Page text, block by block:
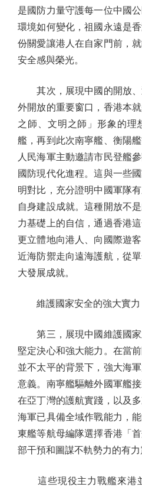
是國防力量守護每一位中國
環境如何變化，祖國永遠是
份關愛讓港人在自家門前，
安全感與榮光。
其次，展現中國的開放、
外開放的重要窗口，香港本
之師、文明之師」形象的理
艦，再到此次南寧艦、衡陽
人民海軍主動邀請市民登艦
國防現代化進程。這與一些
明對比，充分證明中國軍隊
自身建設成就。這種開放不
力基礎上的自信，通過香港
更立體地向港人、向國際遊
近海防禦走向遠海護航，從
大發展成就。
維護國家安全的強大實力
第三，展現中國維護國家
堅定決心和強大能力。在當
並不太平的背景下，強大海
意義。南寧艦驅離外國軍艦
在亞丁灣的護航實踐，以及
海軍已具備全域作戰能力，
東艦等航母編隊選擇香港「
部干預和圖謀不軌勢力的有力
這些現役主力戰艦來港